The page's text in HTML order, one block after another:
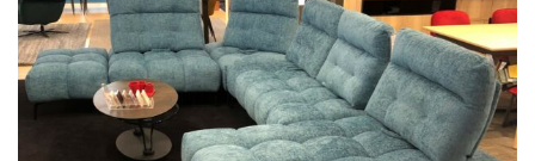
BIBLIOTHÈQUE
TABLE BASSE
FAUTEUILS
CANAPÉS